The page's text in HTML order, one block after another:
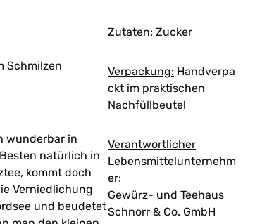
Schmilzen
wunderbar in
natürlich in
kommt doch
Verniedlichung
und beudetet
Zutaten: Zucker
Verpackung: Handverpa
ckt im praktischen
Nachfüllbeutel
Verantwortlicher
Lebensmittelunternehm
er:
Gewürz- und Teehaus
Schnorr & Co. GmbH